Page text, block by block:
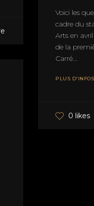
Voici les
cadre du
Arts en
de la
Carré...
PLUS D'INFOS
0 likes